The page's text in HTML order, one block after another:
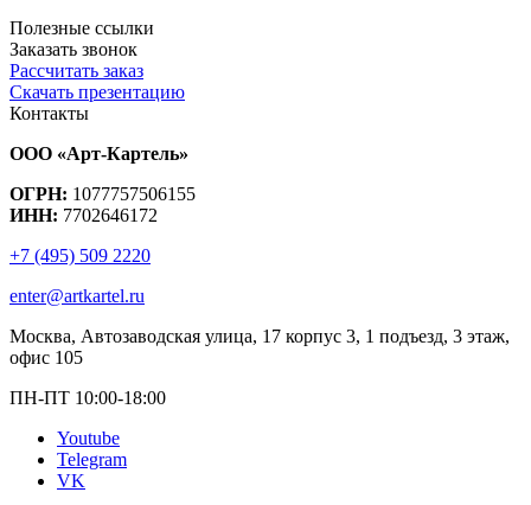
Полезные ссылки
Заказать звонок
Рассчитать заказ
Скачать презентацию
Контакты
ООО «Арт-Картель»
ОГРН: 1077757506155
ИНН: 7702646172
+7 (495) 509 2220
enter@artkartel.ru
Москва, Автозаводская улица, 17 корпус 3, 1 подъезд, 3 этаж,
офис 105
ПН-ПТ 10:00-18:00
Youtube
Telegram
VK